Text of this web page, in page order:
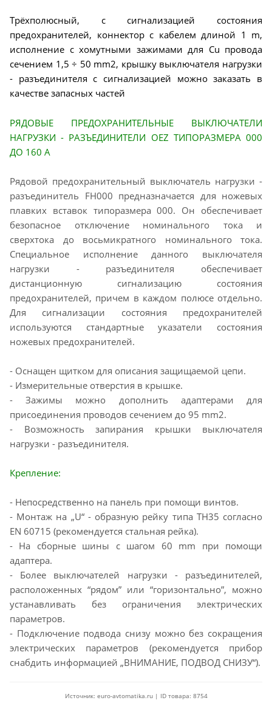
Трёхполюсный, с сигнализацией состояния
предохранителей, коннектор с кабелем длиной 1 m,
исполнение с хомутными зажимами для Cu провода
сечением 1,5 ÷ 50 mm2, крышку выключателя нагрузки
- разъединителя с сигнализацией можно заказать в
качестве запасных частей
РЯДОВЫЕ ПРЕДОХРАНИТЕЛЬНЫЕ ВЫКЛЮЧАТЕЛИ
НАГРУЗКИ - РАЗЪЕДИНИТЕЛИ OEZ ТИПОРАЗМЕРА 000
ДО 160 A
Рядовой предохранительный выключатель нагрузки -
разъединитель FH000 предназначается для ножевых
плавких вставок типоразмера 000. Он обеспечивает
безопасное отключение номинального тока и
сверхтока до восьмикратного номинального тока.
Специальное исполнение данного выключателя
нагрузки - разъединителя обеспечивает
дистанционную сигнализацию состояния
предохранителей, причем в каждом полюсе отдельно.
Для сигнализации состояния предохранителей
используются стандартные указатели состояния
ножевых предохранителей.
- Оснащен щитком для описания защищаемой цепи.
- Измерительные отверстия в крышке.
- Зажимы можно дополнить адаптерами для
присоединения проводов сечением до 95 mm2.
- Возможность запирания крышки выключателя
нагрузки - разъединителя.
Крепление:
- Непосредственно на панель при помощи винтов.
- Монтаж на „U“ - образную рейку типа TH35 согласно
EN 60715 (рекомендуется стальная рейка).
- На сборные шины с шагом 60 mm при помощи
адаптера.
- Более выключателей нагрузки - разъединителей,
расположенных “рядом” или “горизонтально”, можно
устанавливать без ограничения электрических
параметров.
- Подключение подвода снизу можно без сокращения
электрических параметров (рекомендуется прибор
снабдить информацией „ВНИМАНИЕ, ПОДВОД СНИЗУ“).
Источник: euro-avtomatika.ru | ID товара: 8754